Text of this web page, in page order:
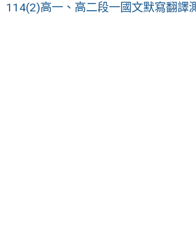
114(2)高一、高二段一國文默寫翻譯